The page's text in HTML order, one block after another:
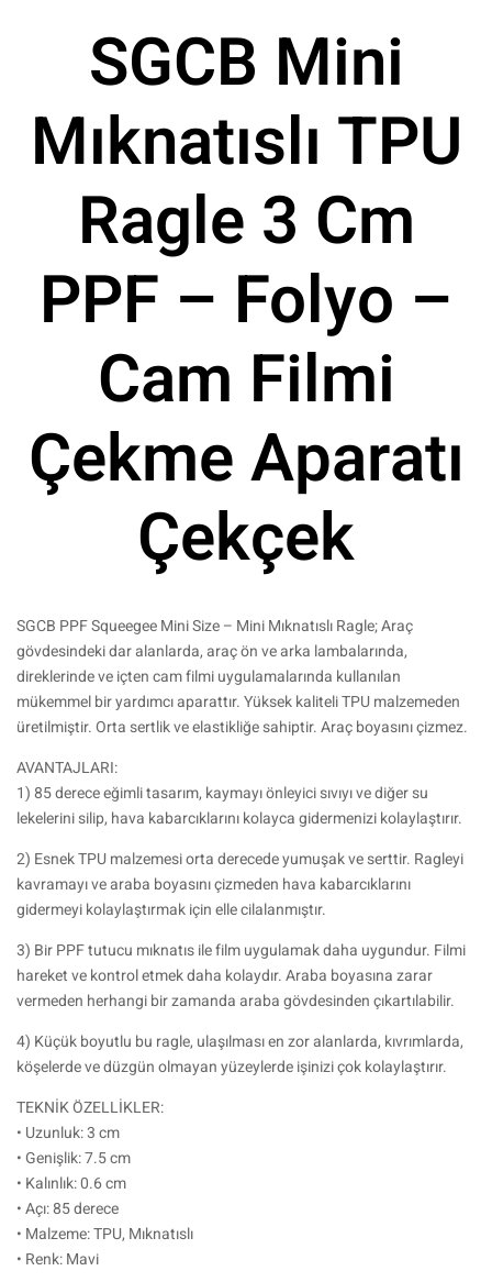
SGCB Mini
Mıknatıslı TPU
Ragle 3 Cm
PPF – Folyo –
Cam Filmi
Çekme Aparatı
Çekçek
SGCB PPF Squeegee Mini Size – Mini Mıknatıslı Ragle; Araç
gövdesindeki dar alanlarda, araç ön ve arka lambalarında,
direklerinde ve içten cam filmi uygulamalarında kullanılan
mükemmel bir yardımcı aparattır. Yüksek kaliteli TPU malzemeden
üretilmiştir. Orta sertlik ve elastikliğe sahiptir. Araç boyasını çizmez.
AVANTAJLARI:
1) 85 derece eğimli tasarım, kaymayı önleyici sıvıyı ve diğer su
lekelerini silip, hava kabarcıklarını kolayca gidermenizi kolaylaştırır.
2) Esnek TPU malzemesi orta derecede yumuşak ve serttir. Ragleyi
kavramayı ve araba boyasını çizmeden hava kabarcıklarını
gidermeyi kolaylaştırmak için elle cilalanmıştır.
3) Bir PPF tutucu mıknatıs ile film uygulamak daha uygundur. Filmi
hareket ve kontrol etmek daha kolaydır. Araba boyasına zarar
vermeden herhangi bir zamanda araba gövdesinden çıkartılabilir.
4) Küçük boyutlu bu ragle, ulaşılması en zor alanlarda, kıvrımlarda,
köşelerde ve düzgün olmayan yüzeylerde işinizi çok kolaylaştırır.
TEKNİK ÖZELLİKLER:
• Uzunluk: 3 cm
• Genişlik: 7.5 cm
• Kalınlık: 0.6 cm
• Açı: 85 derece
• Malzeme: TPU, Mıknatıslı
• Renk: Mavi